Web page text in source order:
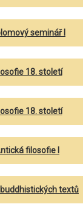
seminář I
18. století
18. století
filosofie I
textů